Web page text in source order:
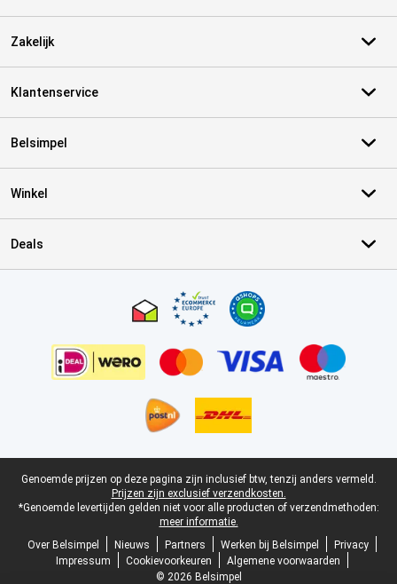
Zakelijk
Klantenservice
Belsimpel
Winkel
Deals
Juridische voettekst
Genoemde prijzen op deze pagina zijn inclusief btw, tenzij anders vermeld.
Prijzen zijn exclusief verzendkosten.
*Genoemde levertijden gelden niet voor alle producten of verzendmethoden:
meer informatie.
Over Belsimpel
Nieuws Partners Werken bij Belsimpel
Privacy
Impressum
Cookievoorkeuren
Algemene voorwaarden
© 2026 Belsimpel